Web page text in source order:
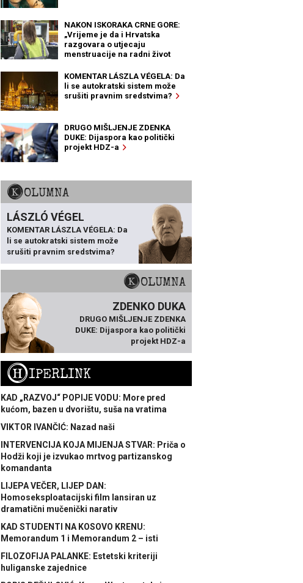
NAKON ISKORAKA CRNE GORE:
„Vrijeme je da i Hrvatska
razgovara o utjecaju
menstruacije na radni život
KOMENTAR LÁSZLA VÉGELA: Da
li se autokratski sistem može
srušiti pravnim sredstvima?
DRUGO MIŠLJENJE ZDENKA
DUKE: Dijaspora kao politički
projekt HDZ-a
KOLUMNA
LÁSZLÓ VÉGEL
KOMENTAR LÁSZLA VÉGELA: Da
li se autokratski sistem može
srušiti pravnim sredstvima?
KOLUMNA
ZDENKO DUKA
DRUGO MIŠLJENJE ZDENKA
DUKE: Dijaspora kao politički
projekt HDZ-a
HIPERLINK
KAD „RAZVOJ“ POPIJE VODU: More pred
kućom, bazen u dvorištu, suša na vratima
VIKTOR IVANČIĆ: Nazad naši
INTERVENCIJA KOJA MIJENJA STVAR: Priča o
Hodži koji je izvukao mrtvog partizanskog
komandanta
LIJEPA VEČER, LIJEP DAN:
Homoseksploatacijski film lansiran uz
dramatični mučenički narativ
KAD STUDENTI NA KOSOVO KRENU:
Memorandum 1 i Memorandum 2 – isti
FILOZOFIJA PALANKE: Estetski kriteriji
huliganske zajednice